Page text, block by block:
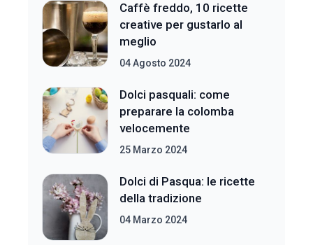
Caffè freddo, 10 ricette
creative per gustarlo al
meglio
04 Agosto 2024
Dolci pasquali: come
preparare la colomba
velocemente
25 Marzo 2024
Dolci di Pasqua: le ricette
della tradizione
04 Marzo 2024